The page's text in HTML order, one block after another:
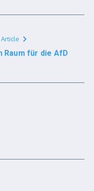
Raum für die AfD